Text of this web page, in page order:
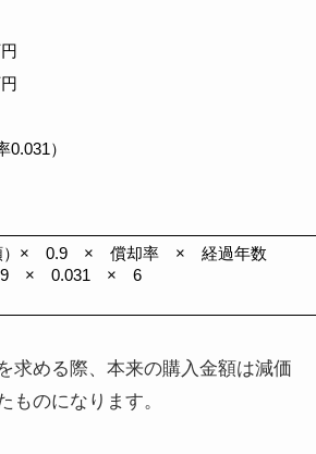
0.031）
×　0.9　×　償却率　×　経過年数
　×　0.031　×　6
求める際、本来の購入金額は減価
ものになります。